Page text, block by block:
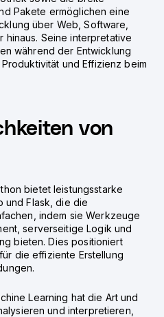
Pakete ermöglichen eine
über Web, Software,
hinaus. Seine interpretative
während der Entwicklung
und Effizienz beim
von
bietet leistungsstarke
und Flask, die die
indem sie Werkzeuge
serverseitige Logik und
bieten. Dies positioniert
die effiziente Erstellung
Learning hat die Art und
und interpretieren,